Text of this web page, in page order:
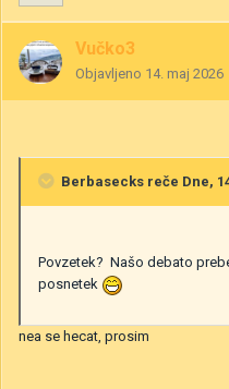
Vučko3
Objavljeno 14. maj 2026
Berbasecks reče Dne,
Povzetek? Našo debato
posnetek
nea se hecat, prosim